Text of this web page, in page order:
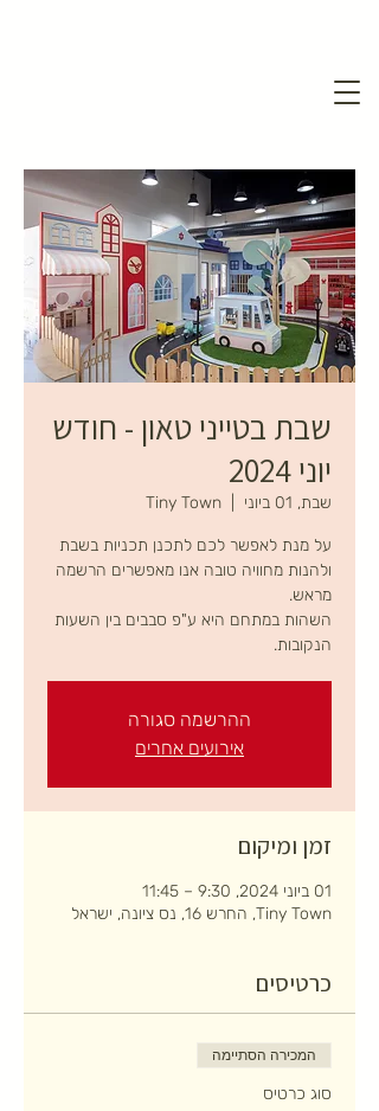
שבת בטייני טאון - חודש
יוני 2024
שבת, 01 ביוני Tiny Town
על מנת לאפשר לכם לתכנן תכניות בשבת
ולהנות מחוויה טובה אנו מאפשרים הרשמה
השהות במתחם היא ע"פ סבבים בין השעות
הנקובות.
ההרשמה סגורה
אירועים אחרים
זמן ומיקום
01 ביוני 2024, 9:30 – 11:45
Tiny Town, החרש 16, נס ציונה, ישראל
כרטיסים
המכירה הסתיימה
סוג כרטיס